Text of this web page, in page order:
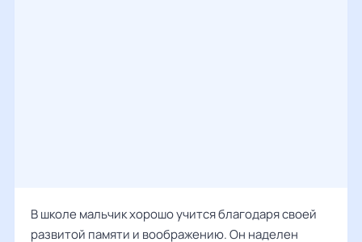
В школе мальчик хорошо учится благодаря своей
развитой памяти и воображению. Он наделен